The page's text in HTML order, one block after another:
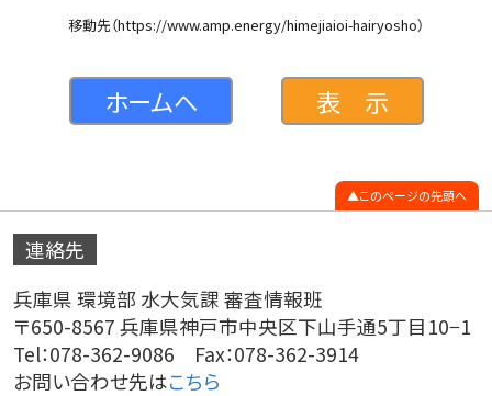
移動先（https://www.amp.energy/himejiaioi-hairyosho）
ホームへ 表 示
このページの先頭へ
連絡先
兵庫県 環境部 水大気課 審査情報班
〒650-8567 兵庫県神戸市中央区下山手通5丁目10−1
Tel：078-362-9086 Fax：078-362-3914
お問い合わせ先はこちら